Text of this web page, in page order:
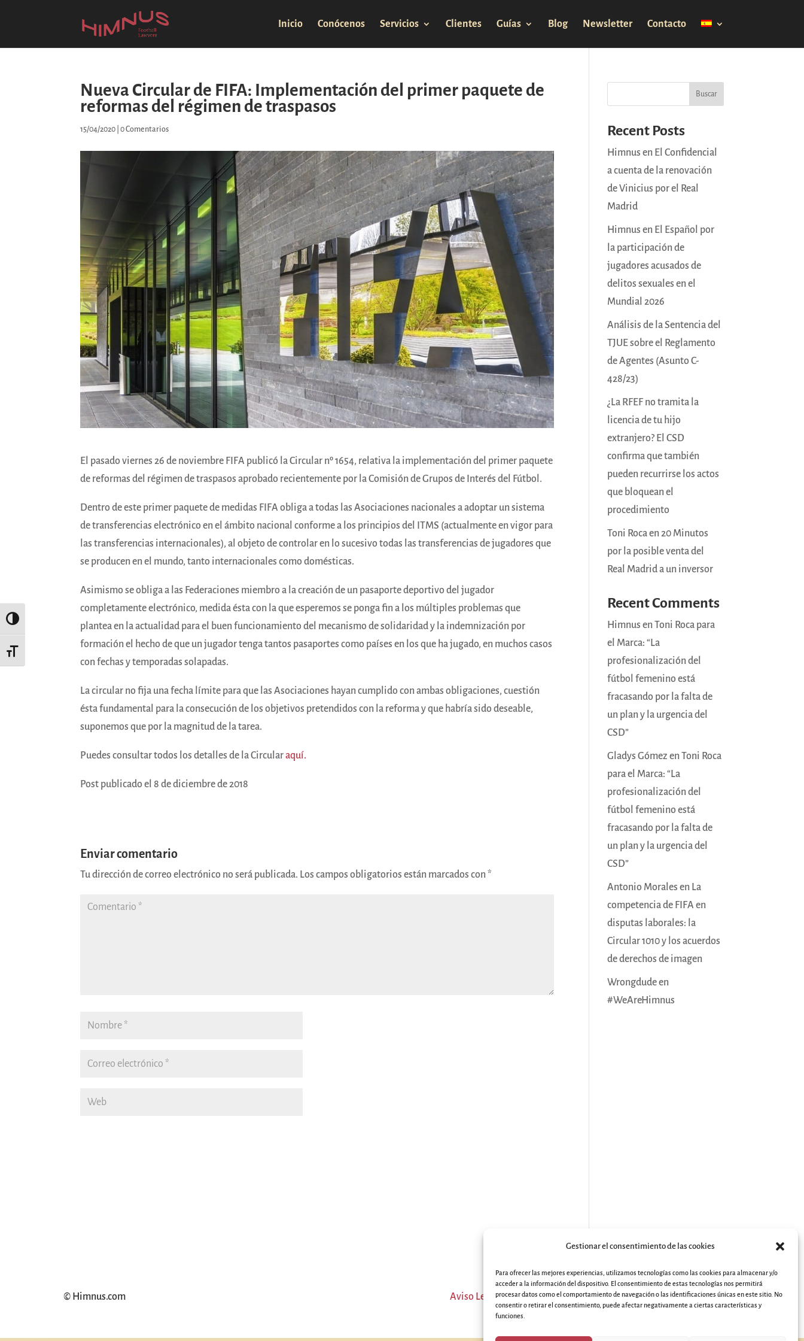
Gestionar el consentimiento de las cookies
Para ofrecer las mejores experiencias, utilizamos tecnologías como las cookies para almacenar y/o
acceder a la información del dispositivo. El consentimiento de estas tecnologías nos permitirá
procesar datos como el comportamiento de navegación o las identificaciones únicas en este sitio. No
consentir o retirar el consentimiento, puede afectar negativamente a ciertas características y
funciones.
Alternar alto contraste
Alternar tamaño de letra
Inicio Conócenos Servicios Clientes Guías Blog Newsletter Contacto
Nueva Circular de FIFA: Implementación del primer paquete de
reformas del régimen de traspasos
15/04/2020 |0 Comentarios
El pasado viernes 26 de noviembre FIFA publicó la Circular nº 1654, relativa la implementación del primer paquete
de reformas del régimen de traspasos aprobado recientemente por la Comisión de Grupos de Interés del Fútbol.
Dentro de este primer paquete de medidas FIFA obliga a todas las Asociaciones nacionales a adoptar un sistema
de transferencias electrónico en el ámbito nacional conforme a los principios del ITMS (actualmente en vigor para
las transferencias internacionales), al objeto de controlar en lo sucesivo todas las transferencias de jugadores que
se producen en el mundo, tanto internacionales como domésticas.
Asimismo se obliga a las Federaciones miembro a la creación de un pasaporte deportivo del jugador
completamente electrónico, medida ésta con la que esperemos se ponga fin a los múltiples problemas que
plantea en la actualidad para el buen funcionamiento del mecanismo de solidaridad y la indemnización por
formación el hecho de que un jugador tenga tantos pasaportes como países en los que ha jugado, en muchos casos
con fechas y temporadas solapadas.
La circular no fija una fecha límite para que las Asociaciones hayan cumplido con ambas obligaciones, cuestión
ésta fundamental para la consecución de los objetivos pretendidos con la reforma y que habría sido deseable,
suponemos que por la magnitud de la tarea.
Puedes consultar todos los detalles de la Circularaquí.
Post publicado el 8 de diciembre de 2018
Enviar comentario
Tu dirección de correo electrónico no será publicada. Los campos obligatorios están marcados con*
Buscar
Recent Posts
Himnus en El Confidencial
a cuenta de la renovación
de Vinicius por el Real
Madrid
Himnus en El Español por
la participación de
jugadores acusados de
delitos sexuales en el
Mundial 2026
Análisis de la Sentencia del
TJUE sobre el Reglamento
de Agentes (Asunto C-
428/23)
¿La RFEF no tramita la
licencia de tu hijo
extranjero? El CSD
confirma que también
pueden recurrirse los actos
que bloquean el
procedimiento
Toni Roca en 20 Minutos
por la posible venta del
Real Madrid a un inversor
Recent Comments
Himnus enToni Roca para
el Marca: “La
profesionalización del
fútbol femenino está
fracasando por la falta de
un plan y la urgencia del
CSD”
Gladys Gómez enToni Roca
para el Marca: “La
profesionalización del
fútbol femenino está
fracasando por la falta de
un plan y la urgencia del
CSD”
Antonio Morales en La
competencia de FIFA en
disputas laborales: la
Circular 1010 y los acuerdos
de derechos de imagen
Wrongdudeen
#WeAreHimnus
© Himnus.com Aviso Legal Política de Privacidad Política de cookies Accesibilidad